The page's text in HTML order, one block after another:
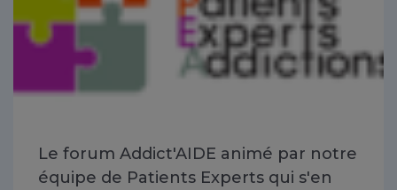
Le forum Addict'AIDE animé par notre
équipe de Patients Experts qui s'en